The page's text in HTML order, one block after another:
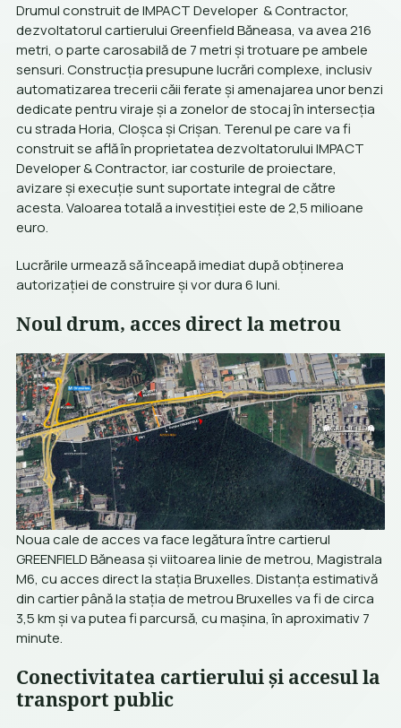
Drumul construit de IMPACT Developer & Contractor,
dezvoltatorul cartierului Greenfield Băneasa, va avea 216
metri, o parte carosabilă de 7 metri și trotuare pe ambele
sensuri. Construcția presupune lucrări complexe, inclusiv
automatizarea trecerii căii ferate și amenajarea unor benzi
dedicate pentru viraje și a zonelor de stocaj în intersecția
cu strada Horia, Cloșca și Crișan. Terenul pe care va fi
construit se află în proprietatea dezvoltatorului IMPACT
Developer & Contractor, iar costurile de proiectare,
avizare și execuție sunt suportate integral de către
acesta. Valoarea totală a investiției este de 2,5 milioane
euro.
Lucrările urmează să înceapă imediat după obținerea
autorizației de construire și vor dura 6 luni.
Noul drum, acces direct la metrou
Noua cale de acces va face legătura între cartierul
GREENFIELD Băneasa și viitoarea linie de metrou, Magistrala
M6, cu acces direct la stația Bruxelles. Distanța estimativă
din cartier până la stația de metrou Bruxelles va fi de circa
3,5 km și va putea fi parcursă, cu mașina, în aproximativ 7
minute.
Conectivitatea cartierului și accesul la
transport public